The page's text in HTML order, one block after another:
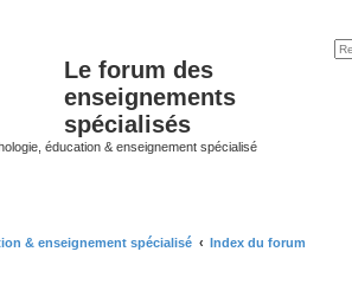
Le forum des
enseignements
spécialisés
éducation & enseignement spécialisé
& enseignement spécialisé Index du forum